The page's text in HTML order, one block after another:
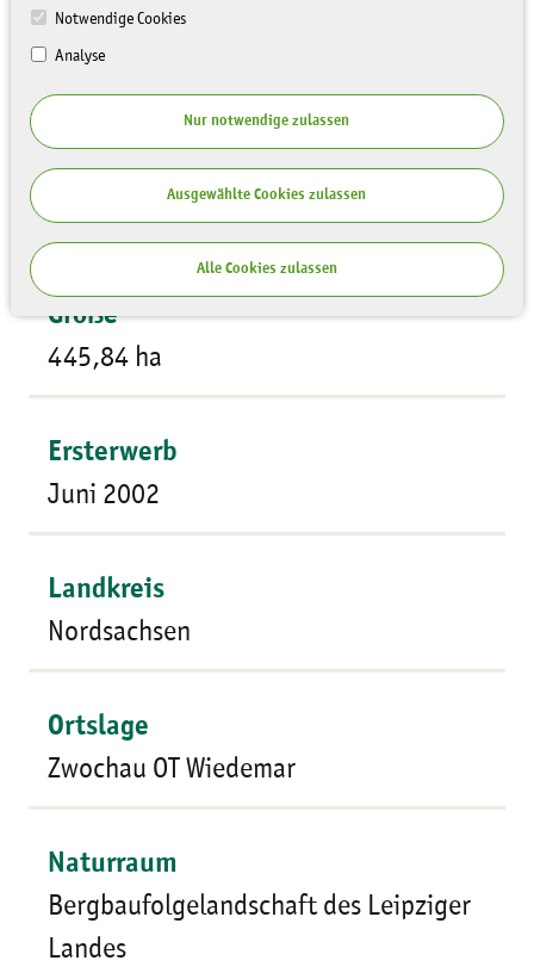
Notwendige Cookies
Analyse
Nur notwendige zulassen
Ausgewählte Cookies zulassen
Alle Cookies zulassen
Flächentyp
Bergbaufolgelandschaft
Größe
445,84 ha
Ersterwerb
Juni 2002
Landkreis
Nordsachsen
Ortslage
Zwochau OT Wiedemar
Naturraum
Bergbaufolgelandschaft des Leipziger
Landes